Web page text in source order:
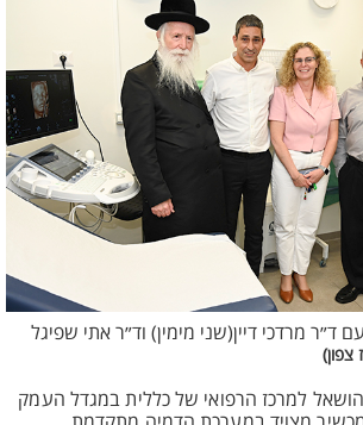
מרדכי דיין(שני מימין) וד״ר אתי שפיגל
צפון)
למרכז הרפואי של כללית במגדל העמק